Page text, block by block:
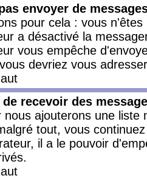
envoyer de
pour cela : vous
a désactivé la
vous empêche
devriez vous
recevoir des
nous ajouterons une
tout, vous
il a le pouvoir